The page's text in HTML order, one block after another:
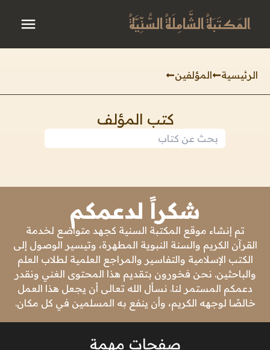
المَكتَبَةُ الشَّامِلَةُ السُّنِّيَّةُ
الرئيسية المؤلفين
كتب المؤلف
شكراً لدعمكم
تم إنشاء موقع المكتبة السنية كجهد متواضع لخدمة
القرآن الكريم والسنة النبوية المطهرة، وتيسير الوصول إلى
الكتب الإسلامية والتفاسير والمراجع العلمية لطلاب العلم
والباحثين. نحن فخورون بتقديم هذا المحتوى الغني ونقدر
دعمكم المستمر لنا. نسأل الله تعالى أن يجعل هذا العمل
خالصًا لوجهه الكريم، وأن ينفع به المسلمين في كل مكان.
صفحات مهمة